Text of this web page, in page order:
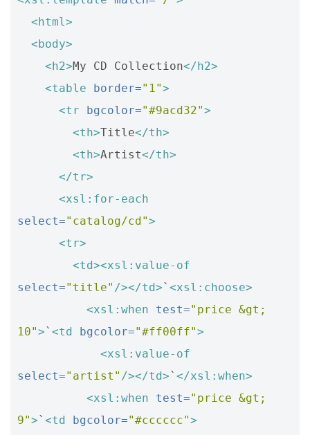
<html>
<body>
<h2>My CD Collection</h2>
<table
border="1">
<tr
bgcolor="#9acd32">
<th>Title</th>
<th>Artist</th>
</tr>
<xsl:for-each
select="catalog/cd">
<tr>
<td><xsl:value-of
select="title" /></td>` <xsl:choose>
<xsl:when
test="price &gt;
10">` <td bgcolor="#ff00ff">
<xsl:value-of
select="artist" /></td>` </xsl:when>
<xsl:when
test="price &gt;
9">` <td bgcolor="#cccccc">